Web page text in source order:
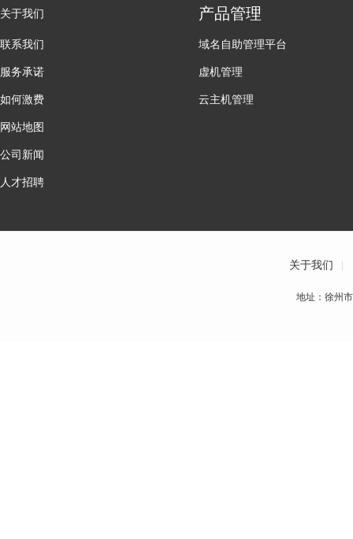
关于我们
联系我们
服务承诺
如何激费
网站地图
公司新闻
人才招聘
产品管理
域名自助管理平台
虚机管理
云主机管理
关于我们
地址：徐州